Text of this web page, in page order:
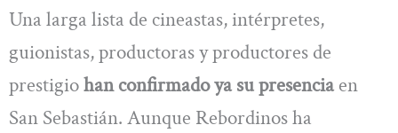
Una larga lista de cineastas, intérpretes,
guionistas, productoras y productores de
prestigiohan confirmado ya su presenciaen
San Sebastián. Aunque Rebordinos ha